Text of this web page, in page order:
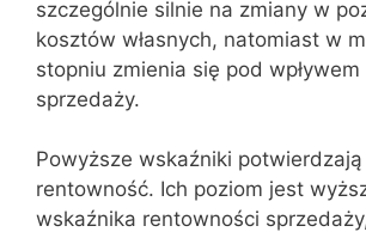
szczególnie silnie na zmiany w
kosztów własnych, natomiast w
stopniu zmienia się pod wpływem
sprzedaży.
Powyższe wskaźniki
rentowność. Ich poziom jest
wskaźnika rentowności